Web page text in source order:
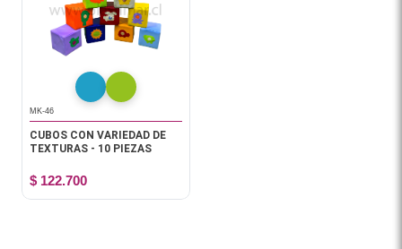
MK-46
CUBOS CON VARIEDAD DE
TEXTURAS - 10 PIEZAS
$ 122.700